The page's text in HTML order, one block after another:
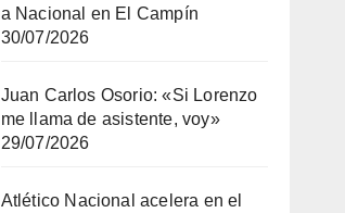
a Nacional en El Campín
30/07/2026
Juan Carlos Osorio: «Si Lorenzo
me llama de asistente, voy»
29/07/2026
Atlético Nacional acelera en el